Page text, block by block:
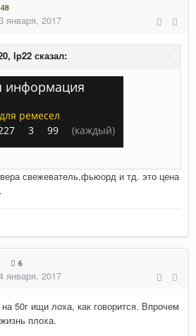
января, 2017
lp22 сказал:
информация
ремесел
3 99 (каждый)
свежеватель,фьюорд и тд. это цена
6
января, 2017
50г ищи лоха, как говорится. Впрочем
плоха.